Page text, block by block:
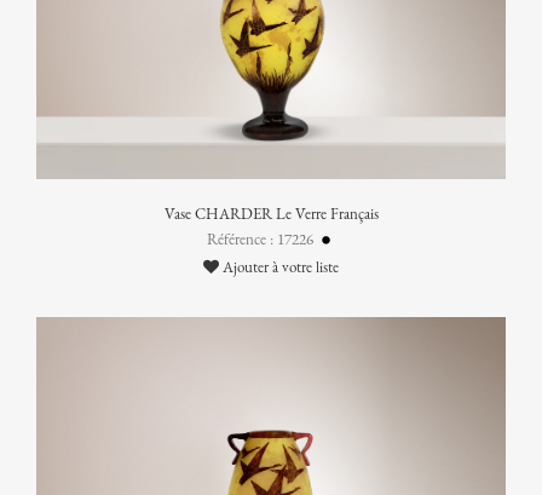
Vase CHARDER Le Verre Français
Référence : 17226
Ajouter à votre liste